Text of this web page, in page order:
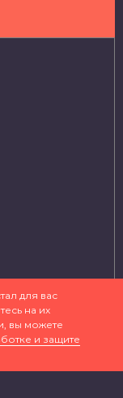
№ 3 имени Д.
для вас
на их
вы можете
и защите